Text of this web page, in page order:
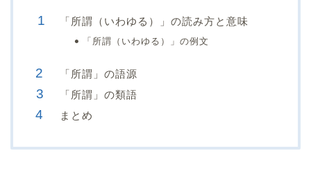
「所謂（いわゆる）」の読み方と意味
「所謂（いわゆる）」の例文
「所謂」の語源
「所謂」の類語
まとめ